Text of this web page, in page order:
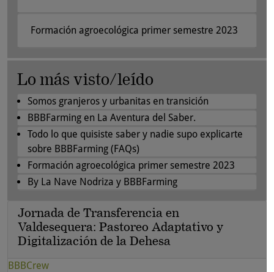
Formación agroecológica primer semestre 2023
Lo más visto/leído
Somos granjeros y urbanitas en transición
BBBFarming en La Aventura del Saber.
Todo lo que quisiste saber y nadie supo explicarte
sobre BBBFarming (FAQs)
Formación agroecológica primer semestre 2023
By La Nave Nodriza y BBBFarming
Jornada de Transferencia en
Valdesequera: Pastoreo Adaptativo y
Digitalización de la Dehesa
BBBCrew